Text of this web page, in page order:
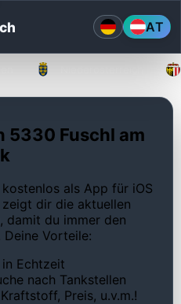
AT
5330 Fuschl am
als App für iOS
dir die aktuellen
damit du immer den
Vorteile:
Echtzeit
nach Tankstellen
Preis, u.v.m.!